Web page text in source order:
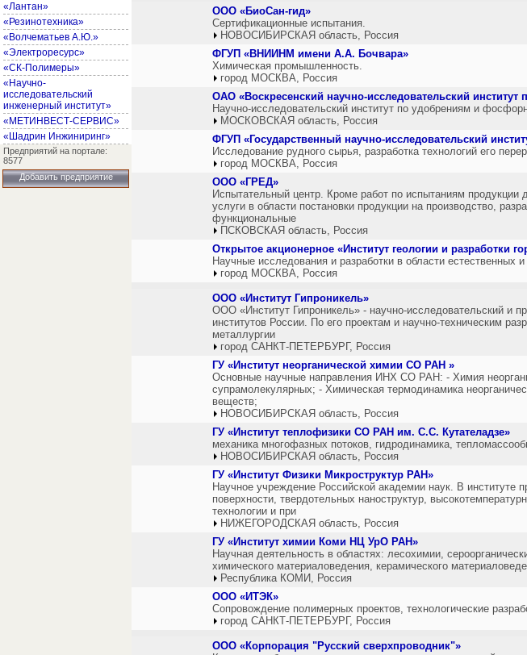
«Лантан»
«Резинотехника»
«Волчематьев А.Ю.»
«Электроресурс»
«СК-Полимеры»
«Научно-
исследовательский
инженерный институт»
«МЕТИНВЕСТ-СЕРВИС»
«Шадрин Инжиниринг»
Предприятий на портале:
8577
Добавить предприятие
ООО «БиоСан-гид»
Сертификационные испытания.
НОВОСИБИРСКАЯ область, Россия
ФГУП «ВНИИНМ имени А.А. Бочвара»
Химическая промышленность.
город МОСКВА, Россия
ОАО «Воскресенский научно-исследовательский
Научно-исследовательский институт по удобрениям и
МОСКОВСКАЯ область, Россия
ФГУП «Государственный научно-исследовательский
Исследование рудного сырья, разработка технологий его
город МОСКВА, Россия
ООО «ГРЕД»
Испытательный центр. Кроме работ по испытаниям
услуги в области постановки продукции на производство,
функциональные
ПСКОВСКАЯ область, Россия
Открытое акционерное «Институт геологии и разработки
Научные исследования и разработки в области естественных и
город МОСКВА, Россия
ООО «Институт Гипроникель»
ООО «Институт Гипроникель» - научно-исследовательский и
институтов России. По его проектам и научно-техническим
металлургии
город САНКТ-ПЕТЕРБУРГ, Россия
ГУ «Институт неорганической химии СО РАН »
Основные научные направления ИНХ СО РАН: - Химия
супрамолекулярных; - Химическая термодинамика
веществ;
НОВОСИБИРСКАЯ область, Россия
ГУ «Институт теплофизики СО РАН им. С.С. Кутателадзе»
механика многофазных потоков, гидродинамика,
НОВОСИБИРСКАЯ область, Россия
ГУ «Институт Физики Микроструктур РАН»
Научное учреждение Российской академии наук. В
поверхности, твердотельных наноструктур,
технологии и при
НИЖЕГОРОДСКАЯ область, Россия
ГУ «Институт химии Коми НЦ УрО РАН»
Научная деятельность в областях: лесохимии,
химического материаловедения, керамического
Республика КОМИ, Россия
ООО «ИТЭК»
Сопровождение полимерных проектов, технологические
город САНКТ-ПЕТЕРБУРГ, Россия
ООО «Корпорация "Русский сверхпроводник"»